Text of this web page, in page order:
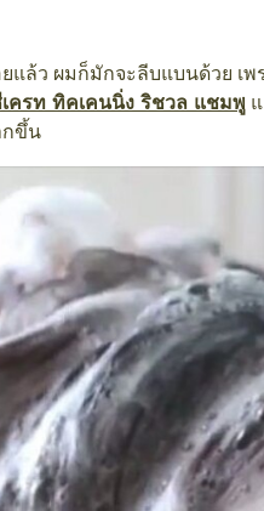
ล้ว ผมก็มักจะลีบแบนด้วย เพ
ครท ทิคเคนนิ่ง ริชวล แชมพู
กขึ้น